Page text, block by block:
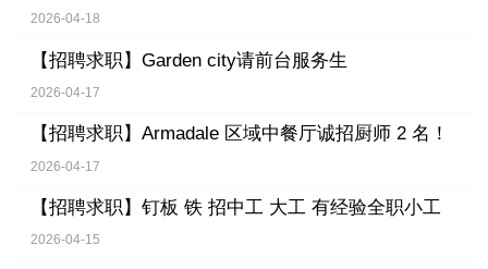
2026-04-18
【招聘求职】 Garden city请前台服务生
2026-04-17
【招聘求职】 Armadale 区域中餐厅诚招厨师 2 名！
2026-04-17
【招聘求职】 钉板 铁 招中工 大工 有经验全职小工
2026-04-15